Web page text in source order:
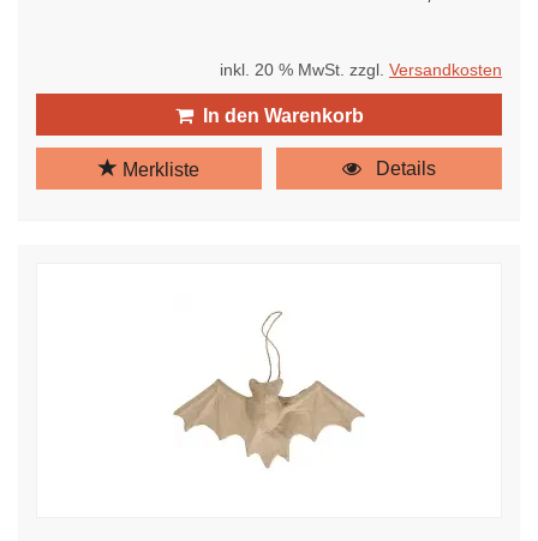
inkl. 20 % MwSt. zzgl. Versandkosten
In den Warenkorb
Merkliste Details